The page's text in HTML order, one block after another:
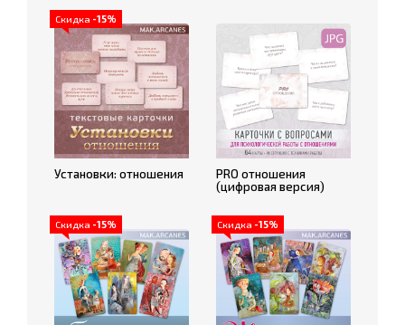
Скидка -15%
Установки: отношения
PRO отношения
(цифровая версия)
Скидка -15% Скидка -15%